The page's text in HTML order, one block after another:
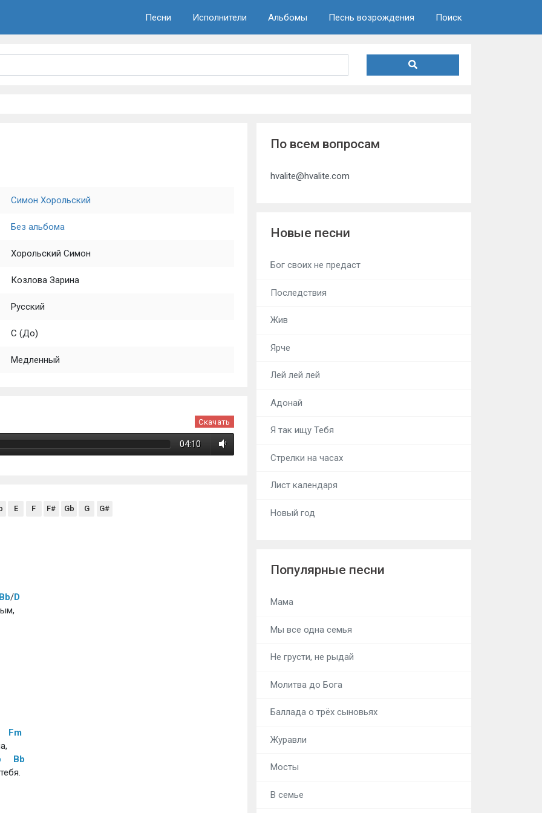
Песни Исполнители Альбомы Песнь возрождения Поиск
Симон Хорольский
Без альбома
Хорольский Симон
Козлова Зарина
Русский
C (До)
Медленный
Скачать
04:10
E F F# Gb G G#
/D
Fm
Bb
По всем вопросам
hvalite@hvalite.com
Новые песни
Бог своих не предаст
Последствия
Жив
Ярче
Лей лей лей
Адонай
Я так ищу Тебя
Стрелки на часах
Лист календаря
Новый год
Популярные песни
Мама
Мы все одна семья
Не грусти, не рыдай
Молитва до Бога
Баллада о трёх сыновьях
Журавли
Мосты
В семье